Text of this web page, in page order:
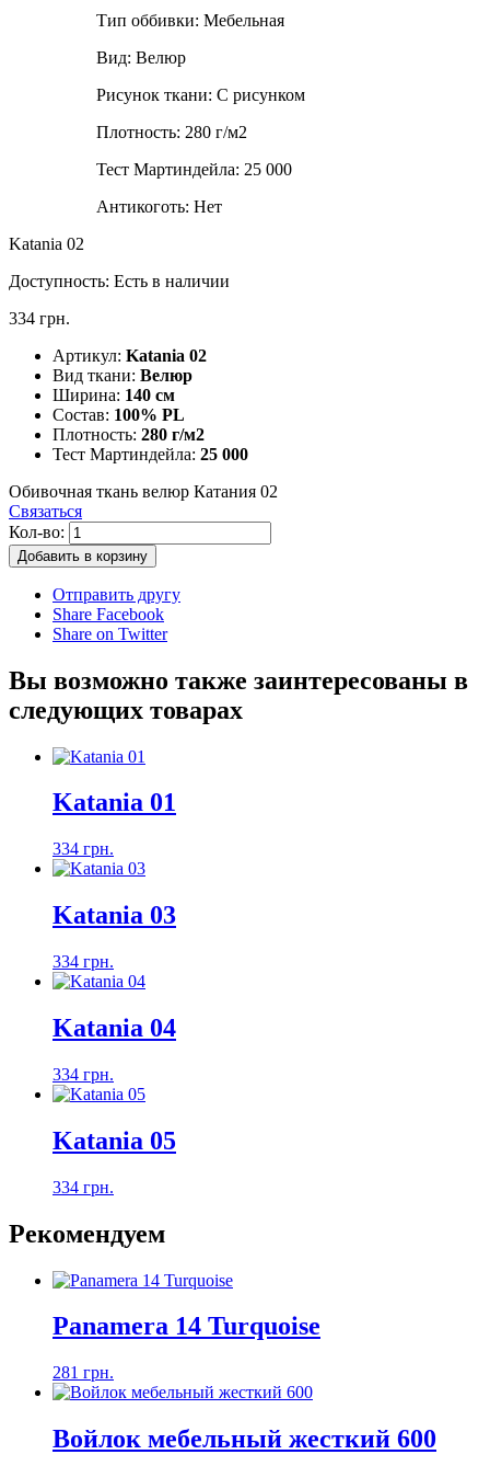
Тип оббивки: Мебельная
Вид: Велюр
Рисунок ткани: С рисунком
Плотность: 280 г/м2
Тест Мартиндейла: 25 000
Антикоготь: Нет
Katania 02
Доступность: Есть в наличии
334 грн.
Артикул: Katania 02
Вид ткани: Велюр
Ширина: 140 см
Состав: 100% PL
Плотность: 280 г/м2
Тест Мартиндейла: 25 000
Обивочная ткань велюр Катания 02
Связаться
Кол-во:
Добавить в корзину
Отправить другу
Share Facebook
Share on Twitter
Вы возможно также заинтересованы в
следующих товарах
Katania 01
334 грн.
Katania 03
334 грн.
Katania 04
334 грн.
Katania 05
334 грн.
Рекомендуем
Panamera 14 Turquoise
281 грн.
Войлок мебельный жесткий 600